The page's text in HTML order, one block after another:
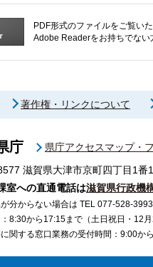
PDF形式のファイルをご覧い
Adobe Readerをお持ちでない
著作権・リンクについて
庁
県庁アクセスマップ・
滋賀県大津市京町四丁目1番
室への直通電話は滋賀県行政機
分からない場合は TEL 077-528-
8:30から17:15まで（土日祝日・12月
関する窓口業務の受付時間：9:00か